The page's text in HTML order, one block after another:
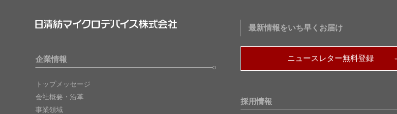
企業情報
トップメッセージ
会社概要・沿革
事業領域
最新情報をいち早くお届け
ニュースレター無料登録
採用情報